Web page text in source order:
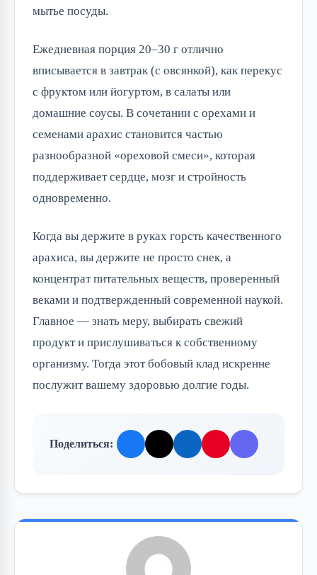
мытье посуды.
Ежедневная порция 20–30 г отлично
вписывается в завтрак (с овсянкой), как перекус
с фруктом или йогуртом, в салаты или
домашние соусы. В сочетании с орехами и
семенами арахис становится частью
разнообразной «ореховой смеси», которая
поддерживает сердце, мозг и стройность
одновременно.
Когда вы держите в руках горсть качественного
арахиса, вы держите не просто снек, а
концентрат питательных веществ, проверенный
веками и подтвержденный современной наукой.
Главное — знать меру, выбирать свежий
продукт и прислушиваться к собственному
организму. Тогда этот бобовый клад искренне
послужит вашему здоровью долгие годы.
Поделиться: